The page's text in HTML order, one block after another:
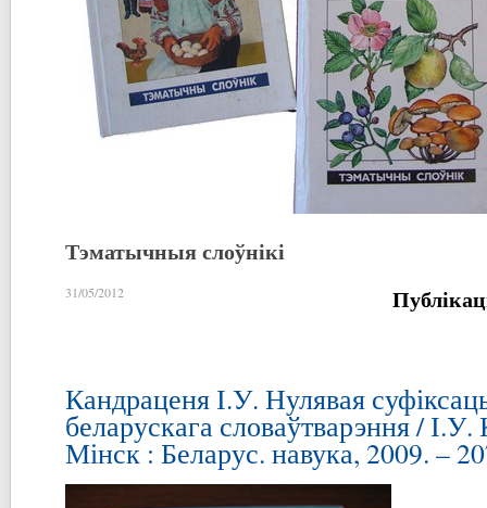
Тэматычныя слоўнікі
31/05/2012
Кандраценя І.У. Нулявая
беларускага словаўтварэння /
Мінск : Беларус. навука, 2009. –